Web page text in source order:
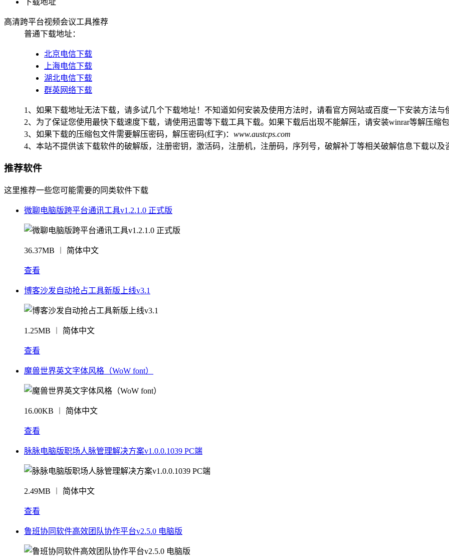
高清跨平台视频会议工具推荐
普通下载地址：
北京电信下载
上海电信下载
湖北电信下载
群英网络下载
1、如果下载地址无法下载，请多试几个下载地址！不知道如何安装及使用方法时，请看官方网站或百度一下安装方法与
2、为了保证您使用最快下载速度下载，请使用迅雷等下载工具下载。如果下载后出现不能解压，请安装winrar等解压缩包
3、如果下载的压缩包文件需要解压密码，解压密码(红字)： www.austcps.com
4、本站不提供该下载软件的破解版，注册密钥，激活码，注册机，注册码，序列号，破解补丁等相关破解信息下载以及
推荐软件
这里推荐一些您可能需要的同类软件下载
微聊电脑版跨平台通讯工具v1.2.1.0 正式版
36.37MB ︱ 简体中文
查看
博客沙发自动抢占工具新版上线v3.1
1.25MB ︱ 简体中文
查看
魔兽世界英文字体风格（WoW font）
16.00KB ︱ 简体中文
查看
脉脉电脑版职场人脉管理解决方案v1.0.0.1039 PC端
2.49MB ︱ 简体中文
查看
鲁班协同软件高效团队协作平台v2.5.0 电脑版